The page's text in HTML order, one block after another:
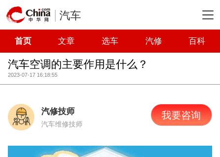
汽车
首页 文章 选车 汽修 百科
汽车空调的主要作用是什么？
2023-07-17 16:18:55
汽修技师
汽车维修技师
我要咨询